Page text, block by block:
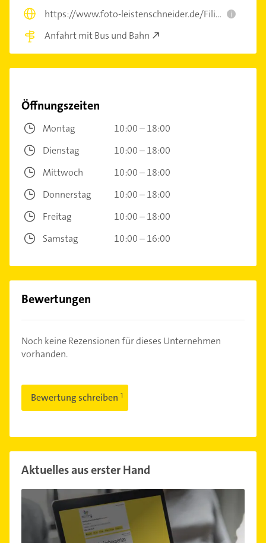
https://www.foto-leistenschneider.de/Filiale-Duisburg-Duisburg
i
Anfahrt mit Bus und Bahn
Öffnungszeiten
Montag
10:00 – 18:00
Dienstag
10:00 – 18:00
Mittwoch
10:00 – 18:00
Donnerstag
10:00 – 18:00
Freitag
10:00 – 18:00
Samstag
10:00 – 16:00
Bewertungen
Noch keine Rezensionen für dieses Unternehmen
vorhanden.
Bewertung schreiben
Aktuelles aus erster Hand